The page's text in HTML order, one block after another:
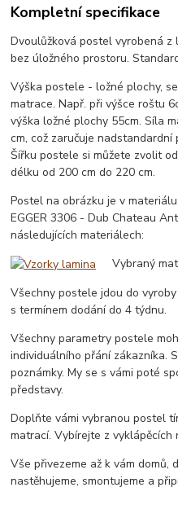
Kompletní specifikace
Dvoulůžková postel vyrobená z
bez úložného prostoru.
Výška postele - ložné plochy,
matrace. Např. při výšce roštu
výška ložné plochy 55cm. Síla
cm, což zaručuje
Šířku postele si můžete zvolit
délku od 200 cm do 220 cm.
Postel na obrázku je v
EGGER 3306 - Dub Chateau
následujících materiálech:
Vybraný
Všechny postele jdou do
s termínem dodání do 4 týdnu.
Všechny parametry postele
individuálního přání zákazníka.
poznámky. My se s vámi poté
představy.
Doplňte vámi vybranou postel
matrací. Vybírejte z vyklápěcích
Vše přivezeme až k vám domů,
nastěhujeme, smontujeme a